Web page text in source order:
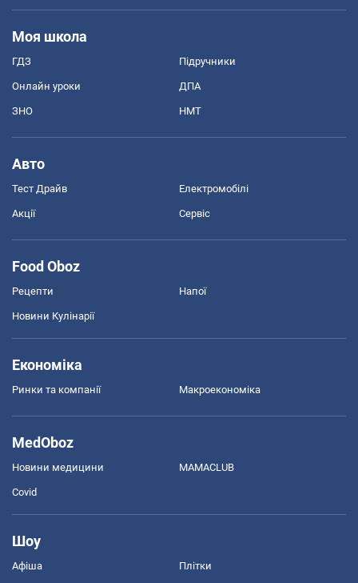
Моя школа
ГДЗ Підручники
Онлайн уроки ДПА
ЗНО НМТ
Авто
Тест Драйв Електромобілі
Акції Сервіс
Food Oboz
Рецепти Напої
Новини Кулінарії
Економіка
Ринки та компанії Макроекономіка
MedOboz
Новини медицини MAMACLUB
Covid
Шоу
Афіша Плітки